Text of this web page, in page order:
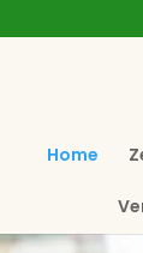
Home